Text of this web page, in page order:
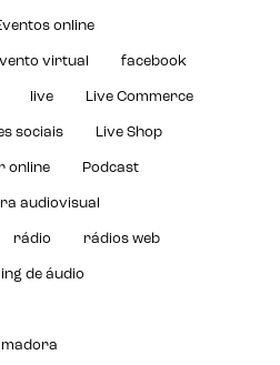
online
virtual facebook
live Live Commerce
sociais Live Shop
online Podcast
audiovisual
rádio rádios web
de áudio